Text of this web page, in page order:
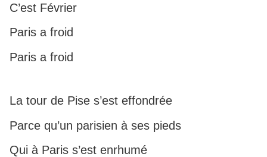
C’est Février
Paris a froid
Paris a froid
La tour de Pise s’est effondrée
Parce qu’un parisien à ses pieds
Qui à Paris s’est enrhumé